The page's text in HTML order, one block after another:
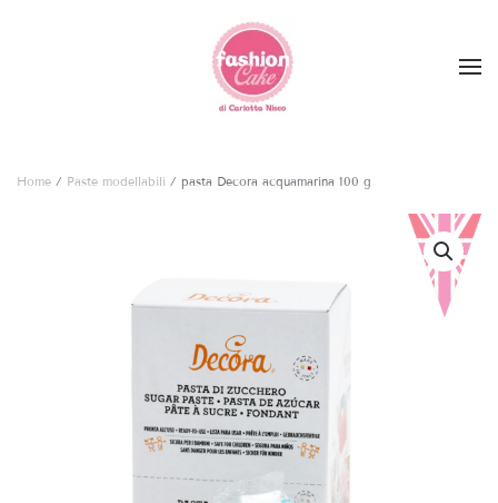
Skip to main content
Home / Paste modellabili / pasta Decora acquamarina 100 g